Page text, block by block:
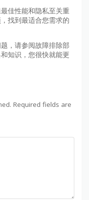
佳性能和隐私至关重
找到最适合您需求的
，请参阅故障排除部
知识，您很快就能更
Required fields are